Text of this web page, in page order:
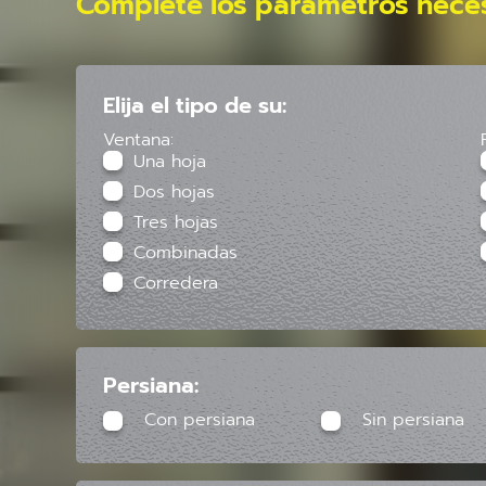
Elija el tipo de su:
Ventana:
Una hoja
Dos hojas
Tres hojas
Combinadas
Corredera
Persiana:
Con persiana Sin persiana